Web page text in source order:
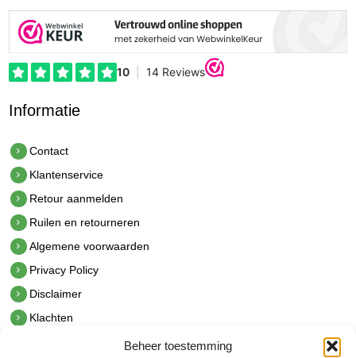
Beheer toestemming
Informatie
Contact
Klantenservice
Retour aanmelden
Ruilen en retourneren
Algemene voorwaarden
Privacy Policy
Disclaimer
Klachten